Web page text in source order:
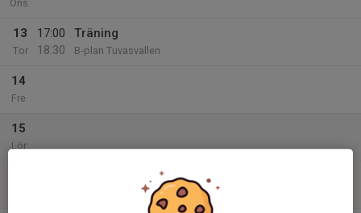
Ons
13
Tor
17:00
18:30
Träning
B-plan Tuvasvallen
14
Fre
15
Lör